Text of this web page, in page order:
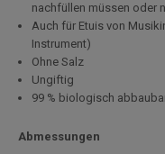
nachfüllen müssen oder
Auch für Etuis von
Instrument)
Ohne Salz
Ungiftig
99 % biologisch
Abmessungen